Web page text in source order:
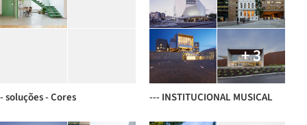
- soluções - Cores
+ 3
--- INSTITUCIONAL MUSICAL